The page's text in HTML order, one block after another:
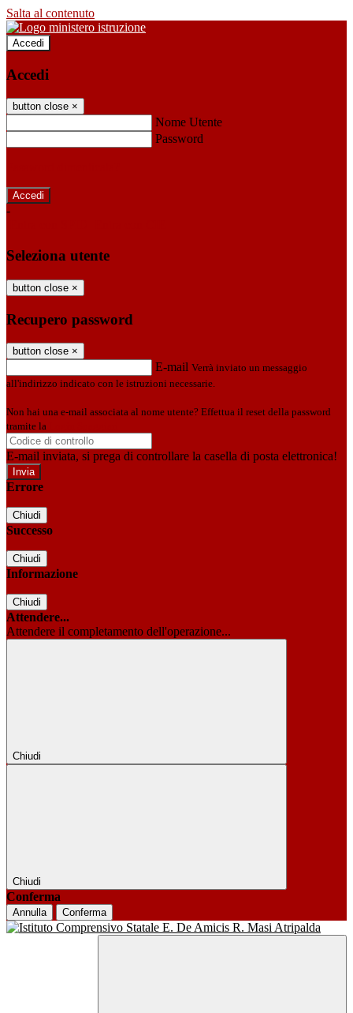
Salta al contenuto
Accedi
Accedi
button close ×
Nome Utente
Password
-
Seleziona utente
button close ×
Recupero password
button close ×
E-mail Verrà inviato un messaggio
all'indirizzo indicato con le istruzioni necessarie.
Non hai una e-mail associata al nome utente? Effettua il reset della password
tramite la
E-mail inviata, si prega di controllare la casella di posta elettronica!
Errore
Chiudi
Successo
Chiudi
Informazione
Chiudi
Attendere...
Attendere il completamento dell'operazione...
Chiudi
Chiudi
Conferma
Annulla Conferma